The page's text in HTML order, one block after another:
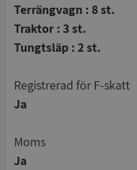
Terrängvagn : 8 st.
Traktor : 3 st.
Tungtsläp : 2 st.
registrerad för F-skatt
Ja
Moms
Ja